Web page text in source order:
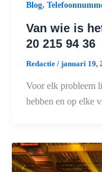
Blog,
Van wie is
20 215 94 36
Redactie / januari 19,
Voor elk probleem
hebben en op elke